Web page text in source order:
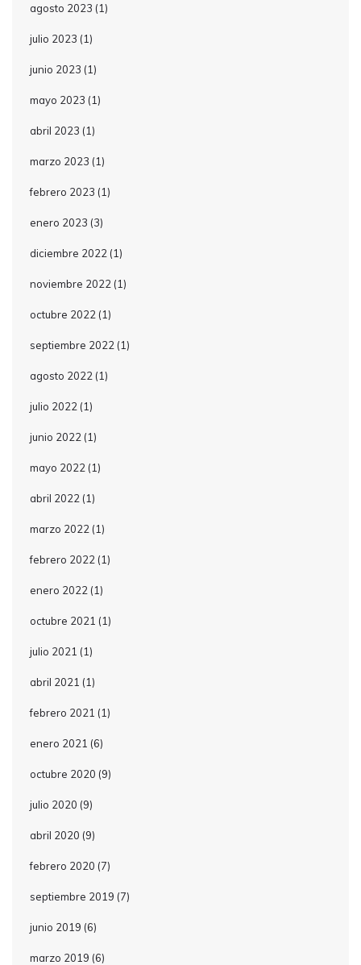
agosto 2023 (1)
julio 2023 (1)
junio 2023 (1)
mayo 2023 (1)
abril 2023 (1)
marzo 2023 (1)
febrero 2023 (1)
enero 2023 (3)
diciembre 2022 (1)
noviembre 2022 (1)
octubre 2022 (1)
septiembre 2022 (1)
agosto 2022 (1)
julio 2022 (1)
junio 2022 (1)
mayo 2022 (1)
abril 2022 (1)
marzo 2022 (1)
febrero 2022 (1)
enero 2022 (1)
octubre 2021 (1)
julio 2021 (1)
abril 2021 (1)
febrero 2021 (1)
enero 2021 (6)
octubre 2020 (9)
julio 2020 (9)
abril 2020 (9)
febrero 2020 (7)
septiembre 2019 (7)
junio 2019 (6)
marzo 2019 (6)